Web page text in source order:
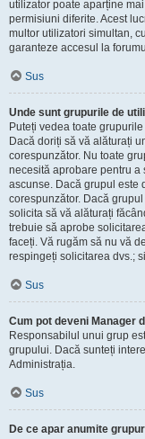
utilizator poate aparține
permisiuni diferite. Acest
multor utilizatori simultan,
garanteze accesul la
Sus
Unde sunt grupurile de
Puteți vedea toate
Dacă doriți să vă alăturați
corespunzător. Nu toate
necesită aprobare pentru a
ascunse. Dacă grupul este
corespunzător. Dacă
solicita să vă alăturați
trebuie să aprobe
faceți. Vă rugăm să nu vă
respingeți solicitarea dvs.;
Sus
Cum pot deveni Manager
Responsabilul unui grup
grupului. Dacă sunteți
Administrația.
Sus
De ce apar anumite